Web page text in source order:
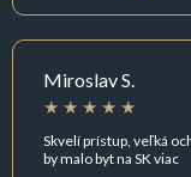
Miroslav S.
Skvelí prístup, veľká
by malo byt na SK viac